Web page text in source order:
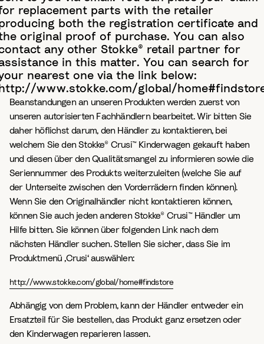
replacement parts with the retailer
both the registration certificate and
original proof of purchase. You can also
any other Stokke® retail partner for
in this matter. You can search for
nearest one via the link below:
www.stokke.com/global/
Beanstandungen an unseren Produkten werden zuerst von
unseren autorisierten Fachhändlern bearbeitet. Wir bitten Sie
daher höflichst darum, den Händler zu kontaktieren, bei
welchem Sie den Stokke® Crusi™ Kinderwagen gekauft haben
und diesen über den Qualitätsmangel zu informieren sowie die
Seriennummer des Produkts weiterzuleiten (welche Sie auf
der Unterseite zwischen den Vorderrädern finden können).
Wenn Sie den Originalhändler nicht kontaktieren können,
können Sie auch jeden anderen Stokke® Crusi™ Händler um
Hilfe bitten. Sie können über folgenden Link nach dem
nächsten Händler suchen. Stellen Sie sicher, dass Sie im
Produktmenü ‚Crusi‘ auswählen:
http://www.stokke.com/global/home#findstore
Abhängig von dem Problem, kann der Händler entweder ein
Ersatzteil für Sie bestellen, das Produkt ganz ersetzen oder
den Kinderwagen reparieren lassen.